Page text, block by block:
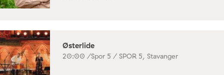
Østerlide
20:00 /Spor 5 / SPOR 5, Stavanger